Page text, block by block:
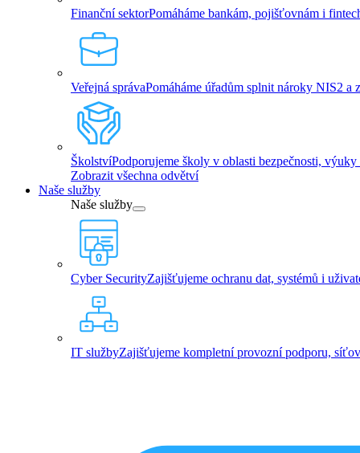
Finanční sektorPomáháme bankám, pojišťovnám i
Veřejná správaPomáháme úřadům splnit nároky NIS2 a
ŠkolstvíPodporujeme školy v oblasti bezpečnosti,
Zobrazit všechna odvětví
Naše služby
Naše služby
Cyber SecurityZajišťujeme ochranu dat, systémů i
IT službyZajišťujeme kompletní provozní podporu,